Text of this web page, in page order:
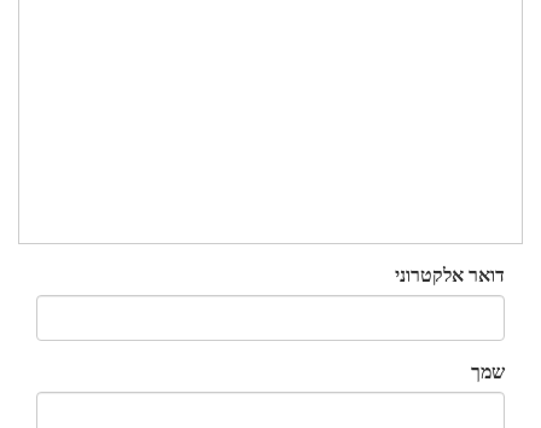
דואר אלקטרוני
שמך